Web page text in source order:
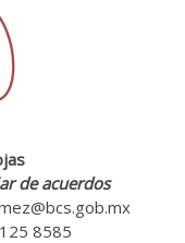
de acuerdos
8585